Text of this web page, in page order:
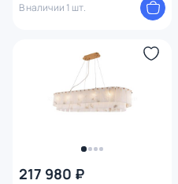
В наличии 1 шт.
217 980 ₽